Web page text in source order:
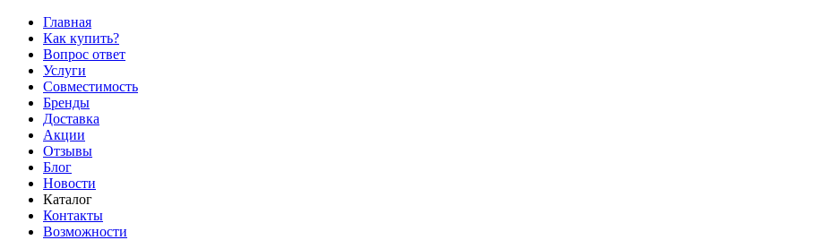
Главная
Как купить?
Вопрос ответ
Услуги
Совместимость
Бренды
Доставка
Акции
Отзывы
Блог
Новости
Каталог
Контакты
Возможности